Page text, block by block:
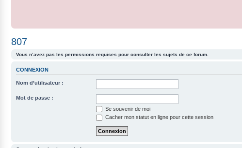
807
Vous n’avez pas les permissions requises pour consulter les sujets de ce forum.
CONNEXION
Nom d’utilisateur :
Mot de passe :
Se souvenir de moi
Cacher mon statut en ligne pour cette session